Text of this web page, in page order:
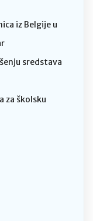
iz Belgije u
sredstava
za školsku